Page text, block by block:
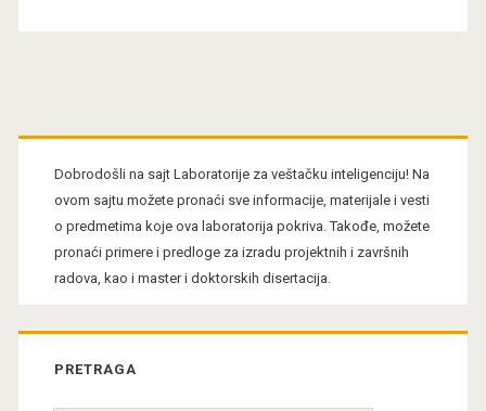
Primary
Sidebar
Dobrodošli na sajt Laboratorije za veštačku inteligenciju! Na
ovom sajtu možete pronaći sve informacije, materijale i vesti
o predmetima koje ova laboratorija pokriva. Takođe, možete
pronaći primere i predloge za izradu projektnih i završnih
radova, kao i master i doktorskih disertacija.
PRETRAGA